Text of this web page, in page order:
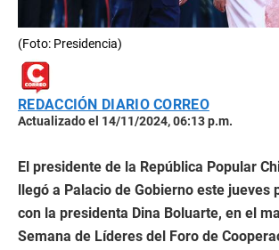
(Foto: Presidencia)
REDACCIÓN DIARIO CORREO
Actualizado el 14/11/2024, 06:13 p.m.
El presidente de la República Popular
llegó a Palacio de Gobierno este jueves
con la presidenta Dina Boluarte, en el
Semana de Líderes del Foro de